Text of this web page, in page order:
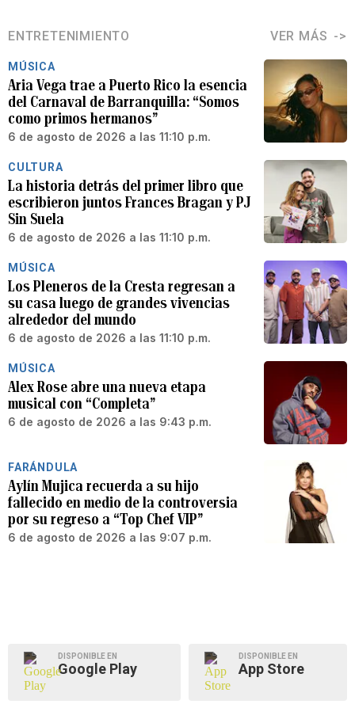
ENTRETENIMIENTO VER MÁS
MÚSICA
Aria Vega trae a Puerto Rico la esencia
del Carnaval de Barranquilla: “Somos
como primos hermanos”
6 de agosto de 2026 a las 11:10 p.m.
CULTURA
La historia detrás del primer libro que
escribieron juntos Frances Bragan y PJ
Sin Suela
6 de agosto de 2026 a las 11:10 p.m.
MÚSICA
Los Pleneros de la Cresta regresan a
su casa luego de grandes vivencias
alrededor del mundo
6 de agosto de 2026 a las 11:10 p.m.
MÚSICA
Alex Rose abre una nueva etapa
musical con “Completa”
6 de agosto de 2026 a las 9:43 p.m.
FARÁNDULA
Aylín Mujica recuerda a su hijo
fallecido en medio de la controversia
por su regreso a “Top Chef VIP”
6 de agosto de 2026 a las 9:07 p.m.
DISPONIBLE EN
Google Play
DISPONIBLE EN
App Store